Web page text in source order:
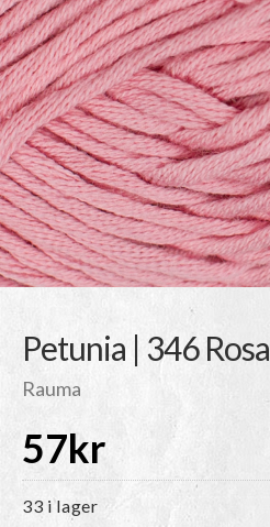
Petunia | 346 Rosa
Rauma
57kr
33 i lager